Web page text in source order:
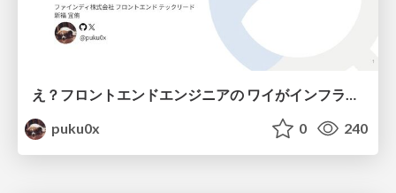
puku0x
0 240